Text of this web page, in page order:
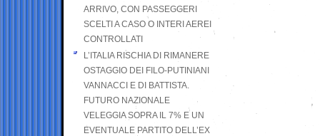
ARRIVO, CON PASSEGGERI
SCELTI A CASO O INTERI AEREI
CONTROLLATI
L’ITALIA RISCHIA DI RIMANERE
OSTAGGIO DEI FILO-PUTINIANI
VANNACCI E DI BATTISTA.
FUTURO NAZIONALE
VELEGGIA SOPRA IL 7% E UN
EVENTUALE PARTITO DELL’EX